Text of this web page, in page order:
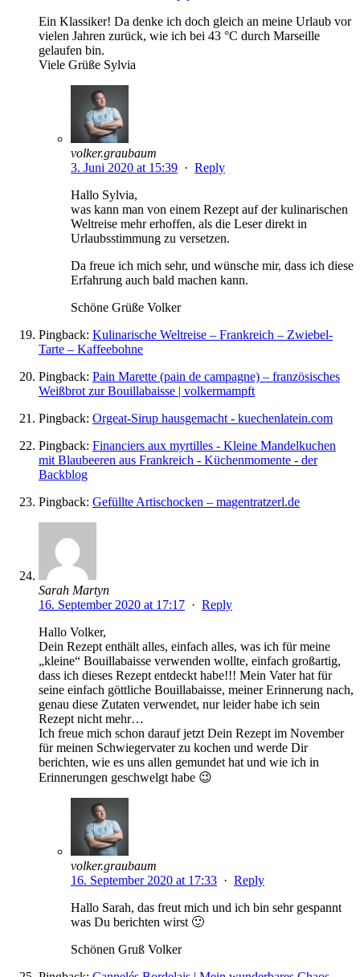
Ein Klassiker! Da denke ich doch gleich an meine Urlaub vor
vielen Jahren zurück, wie ich bei 43 °C durch Marseille
gelaufen bin.
Viele Grüße Sylvia
volker.graubaum
3. Juni 2020 at 15:39 · Reply
Hallo Sylvia,
was kann man von einem Rezept auf der kulinarischen
Weltreise mehr erhoffen, als die Leser direkt in
Urlaubsstimmung zu versetzen.
Da freue ich mich sehr, und wünsche mir, dass ich diese
Erfahrung auch bald machen kann.
Schöne Grüße Volker
Pingback: Kulinarische Weltreise – Frankreich – Zwiebel-
Tarte – Kaffeebohne
Pingback: Pain Marette (pain de campagne) – französisches
Weißbrot zur Bouillabaisse | volkermampft
Pingback: Orgeat-Sirup hausgemacht - kuechenlatein.com
Pingback: Financiers aux myrtilles - Kleine Mandelkuchen
mit Blaubeeren aus Frankreich - Küchenmomente - der
Backblog
Pingback: Gefüllte Artischocken – magentratzerl.de
Sarah Martyn
16. September 2020 at 17:17 · Reply
Hallo Volker,
Dein Rezept enthält alles, einfach alles, was ich für meine
„kleine“ Bouillabaisse verwenden wollte, einfach großartig,
dass ich dieses Rezept entdeckt habe!!! Mein Vater hat für
seine einfach göttliche Bouillabaisse, meiner Erinnerung nach,
genau diese Zutaten verwendet, nur leider habe ich sein
Rezept nicht mehr…
Ich freue mich schon darauf jetzt Dein Rezept im November
für meinen Schwiegervater zu kochen und werde Dir
berichten, wie es uns allen gemundet hat und wie ich in
Erinnerungen geschwelgt habe 😉
volker.graubaum
16. September 2020 at 17:33 · Reply
Hallo Sarah, das freut mich und ich bin sehr gespannt
was Du berichten wirst 🙂
Schönen Gruß Volker